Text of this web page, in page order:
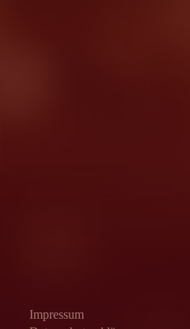
Impressum